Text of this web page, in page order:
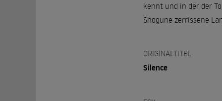
kennt und in der der
Shogune zerrissene
ORIGINALTITEL
Silence